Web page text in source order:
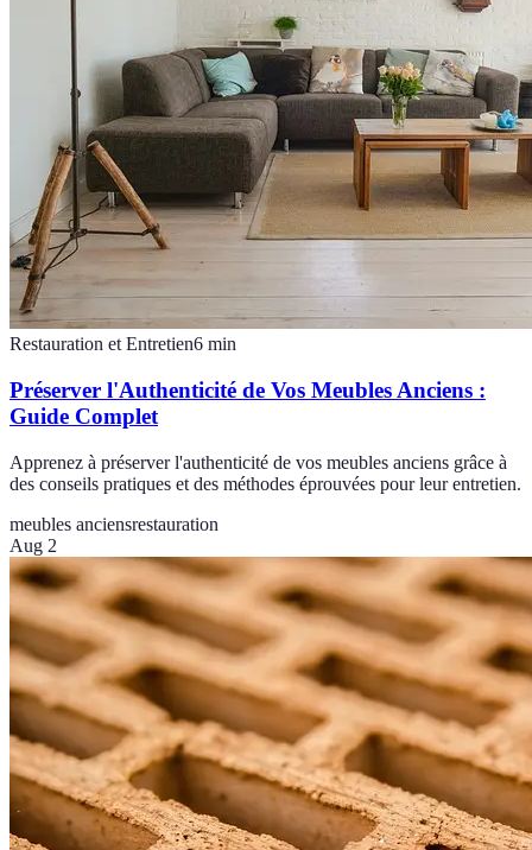
Restauration et Entretien6 min
Préserver l'Authenticité de Vos Meubles Anciens :
Guide Complet
Apprenez à préserver l'authenticité de vos meubles anciens grâce à
des conseils pratiques et des méthodes éprouvées pour leur entretien.
meubles anciensrestauration
Aug 2